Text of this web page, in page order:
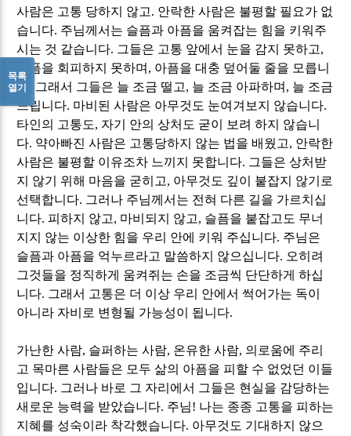
사람은 고통 당하지 않고. 안락한 사람은 불평할 필요가 없
습니다. 주님께서는 슬픔과 아픔을 움켜잡는 힘을 키워주
시는 것 같습니다. 그들은 고통 앞에서 눈을 감지 못하고,
슬픔을 회피하지 못하며 , 아픔을 대충 덮어둘 줄을 모릅니
다
그래서 그들은 늘 조금 떨고, 늘 조금 아파하며 , 늘 조금
느립니다. 마비된 사람은 아무것도 눈여겨보지 않습니다.
타인의 고통도, 자기 안의 상처도 굳이 보려 하지 않습니
다. 약아빠진 사람은 고통당하지 않는 법을 배웠고, 안락한
사람은 불평할 이유조차 느끼지 못합니다. 그들은 상처받
지 않기 위해 마음을 굳히고, 아무것도 깊이 붙잡지 않기로
선택합니다. 그러나 주님께서는 전혀 다른 길을 가르치십
니다. 피하지 않고, 마비되지 않고, 슬픔을 붙잡고도 무너
지지 않는 이상한 힘을 우리 안에 키워 주십니다. 주님은
슬픔과 아픔을 억누르라고 말씀하지 않으십니다. 오히려
그것들을 정직하게 움켜쥐는 손을 조금씩 단단하게 하십
니다. 그래서 고통은 더 이상 우리 안에서 썩어가는 독이
아니라 자비로 변형될 가능성이 됩니다.
가난한 사람, 슬퍼하는 사람, 온유한 사람, 의로움에 주리
고 목마른 사람들은 모두 삶의 아픔을 피할 수 없었던 이들
입니다. 그러나 바로 그 자리에서 그들은 현실을 감당하는
새로운 능력을 받았습니다. 주님! 나는 종종 고통을 피하는
지혜를 성숙이라 착각했습니다. 아무것도 기대하지 않으
목록
열기